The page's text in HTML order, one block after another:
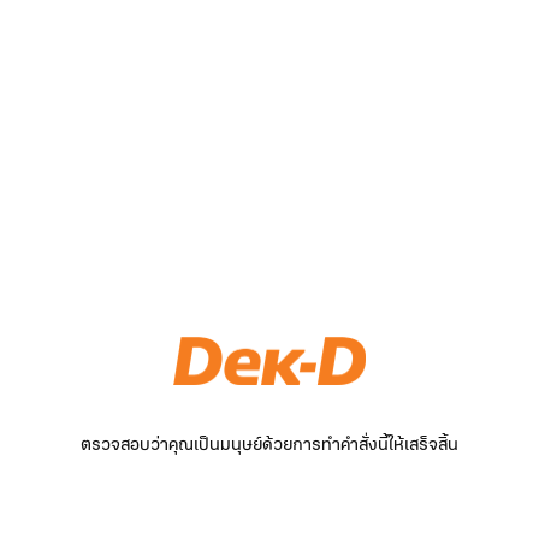
ตรวจสอบว่าคุณเป็นมนุษย์ด้วยการทำคำสั่งนี้ให้เสร็จสิ้น